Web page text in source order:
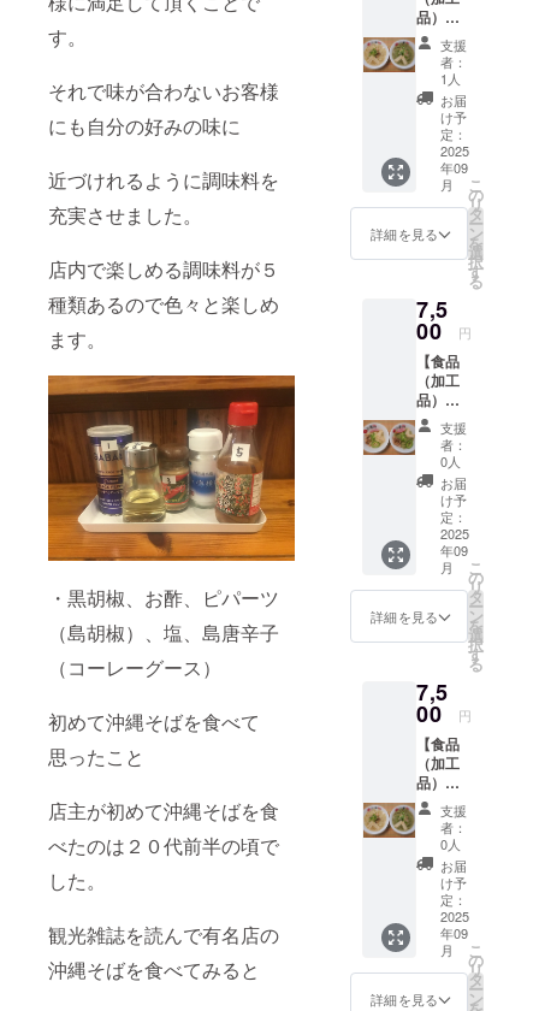
す。
それで味が合わないお客様
にも自分の好みの味に
近づけれるように調味料を
充実させました。
店内で楽しめる調味料が５
種類あるので色々と楽しめ
ます。
・黒胡椒、お酢、ピパーツ
（島胡椒）、塩、島唐辛子
（コーレーグース）
初めて沖縄そばを食べて
思ったこと
店主が初めて沖縄そばを食
べたのは２０代前半の頃で
した。
観光雑誌を読んで有名店の
沖縄そばを食べてみると
ギー表
示：小
麦粉・
卵・
蟹・海
老 ※
卵＝麺
に卵は
入って
いない
のです
粉入り
の麺を
してい
る為。
※蟹・
海老＝
かまぼ
この材
料の魚
が蟹や
海老を
食べて
いる
為。 ※
加工食
品の設
定の場
は、食
品表示
掲載時
点で詳
細の記
載が難
しい場
合は以
下の注
意書き
をご記
載くだ
さい。
「原材
料及び
添加物
等の食
はお届
まぼこ
４本．
豚舌
１枚．
ゴーヤ
１枚 ・
保存方
法：冷
凍 ・賞
味期
限：製
月 ・原
材料、
主原料
の原産
地： ・
添加物
表示、
アレル
ギー表
示：小
麦粉・
卵・
蟹・海
老 ※
卵＝麺
入って
いない
粉入り
の麺を
製麺機
で製造
してい
る為。
※蟹・
海老＝
かまぼ
この材
料の魚
が蟹や
海老を
食べて
いる
加工食
合など
は通常
麺（細
麺）
でモリ
ンガ麺
は（平
麺）に
させて
頂きま
す。 ・
重量：
３００
ＣＣ．
麺１５
０ｇ．
三枚
肉（レ
トル
ト）３
５ｇ．
かまぼ
こ４
本． ・
重量：
まぜそ
ば
スープ
ｇ．三
枚肉
（レト
ルト）
３５
ｇ．
かま
ぼこ４
本．豚
舌１
枚．
ゴーヤ
１枚 ・
保存方
凍 ・賞
品）】
八重山
そば食
べ比べ
４食
セット
※お好き
な麺の
種類
（細麺
＆平
麺）を
選んで
もらい
連絡
が取れ
ない場
合など
は通常
麺（細
麺・平
麺）
でモリ
ンガ麺
は（細
麺・平
麺）に
させて
頂きま
す。 ・
重量：
麺１５
０ｇ．
三枚肉
（レト
ルト）
３５
ｇ．か
まぼこ
４本．
・保存
方法：
冷凍 ・
賞味期
限：製
造日か
ら冷凍
で１ヶ
支援
者：
1人
お届
け予
定：
2025
年09
月
詳細を見る
こ
の
リ
タ
ー
ン
を
選
択
す
る
7,5
00 円
【食品
（加工
品）】
八重山
まぜそ
ば食べ
比べ４
食セッ
ト ※お
好きな
麺の種
類（細
麺＆平
麺）を
選んで
もらい
連絡
が取れ
ない場
合など
は通常
麺（細
麺・平
麺）
でモリ
ンガ麺
は（細
麺・平
麺）に
させて
頂きま
す。 ・
重量：
支援
者：
0人
お届
け予
定：
2025
年09
月
詳細を見る
こ
の
リ
タ
ー
ン
を
選
択
す
る
7,5
00 円
【食品
（加工
品）】
八重山
そば＆
八重山
まぜそ
ば食べ
比べ４
食セッ
ト ※お
好きな
麺の種
類（細
支援
者：
0人
お届
け予
定：
2025
年09
月
詳細を見る
こ
の
リ
タ
ー
ン